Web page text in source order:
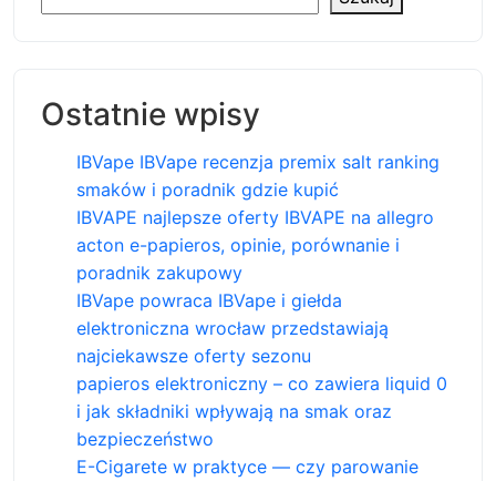
Ostatnie wpisy
IBVape IBVape recenzja premix salt ranking
smaków i poradnik gdzie kupić
IBVAPE najlepsze oferty IBVAPE na allegro
acton e-papieros, opinie, porównanie i
poradnik zakupowy
IBVape powraca IBVape i giełda
elektroniczna wrocław przedstawiają
najciekawsze oferty sezonu
papieros elektroniczny – co zawiera liquid 0
i jak składniki wpływają na smak oraz
bezpieczeństwo
E-Cigarete w praktyce — czy parowanie